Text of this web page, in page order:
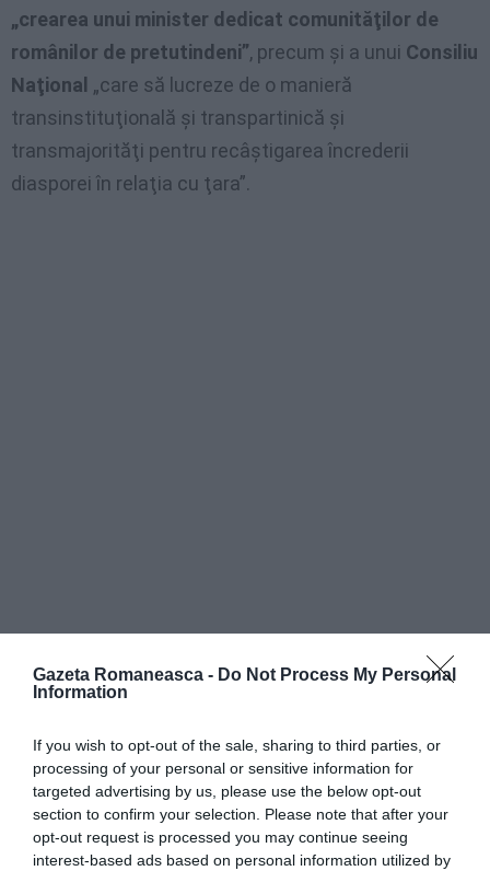
Gazeta Romaneasca - Do Not Process My Personal
Information
If you wish to opt-out of the sale, sharing to third parties, or
processing of your personal or sensitive information for
targeted advertising by us, please use the below opt-out
section to confirm your selection. Please note that after your
opt-out request is processed you may continue seeing
interest-based ads based on personal information utilized by
„crearea unui minister dedicat comunităţilor de
românilor de pretutindeni”, precum şi a unui Consiliu
Naţional „care să lucreze de o manieră
transinstituţională şi transpartinică şi
transmajorităţi pentru recâştigarea încrederii
diasporei în relaţia cu ţara”.
Schimbare, dar intre noi / Consilierul lui
Nastase, responsabil cu diaspora la
Cotroceni
See Articolul anterior